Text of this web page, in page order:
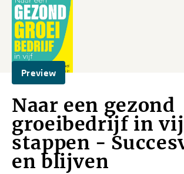
Preview
Naar een gezond
groeibedrijf in
stappen -
en blijven